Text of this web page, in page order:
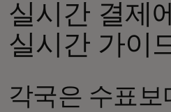
이노베이터
실시간 결제
실시간 가이
각국은 수표보